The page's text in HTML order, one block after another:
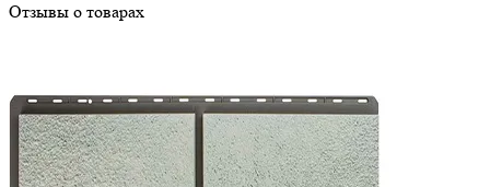
Отзывы о товарах